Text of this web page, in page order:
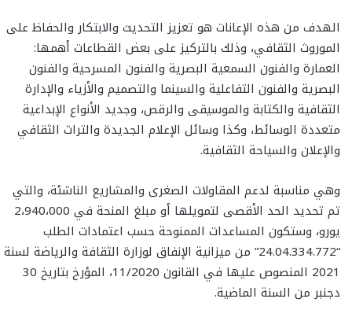
الهدف من هذه الإعانات هو تعزيز التحديث والابتكار والحفاظ على
الموروث الثقافي، وذلك بالتركيز على بعض القطاعات أهمها:
العمارة والفنون السمعية البصرية والفنون المسرحية والفنون
البصرية والفنون التفاعلية والسينما والتصميم والأزياء والإدارة
الثقافية والكتابة والموسيقى والرقص، وجديد الأنواع الإبداعية
متعددة الوسائط، وكذا وسائل الإعلام الجديدة والتراث الثقافي
والإعلان والسياحة الثقافية.
وهي مناسبة لدعم المقاولات الصغرى والمشاريع الناشئة، والتي
تم تحديد الحد الأقصى لتمويلها أو مبلغ المنحة في 2،940،000
يورو، وستكون المساعدات الممنوحة حسب اعتمادات الطلب
“24.04.334.772” من ميزانية الإنفاق لوزارة الثقافة والرياضة لسنة
2021 المنصوص عليها في القانون 11/2020، المؤرخ بتاريخ 30
دجنبر من السنة الماضية.